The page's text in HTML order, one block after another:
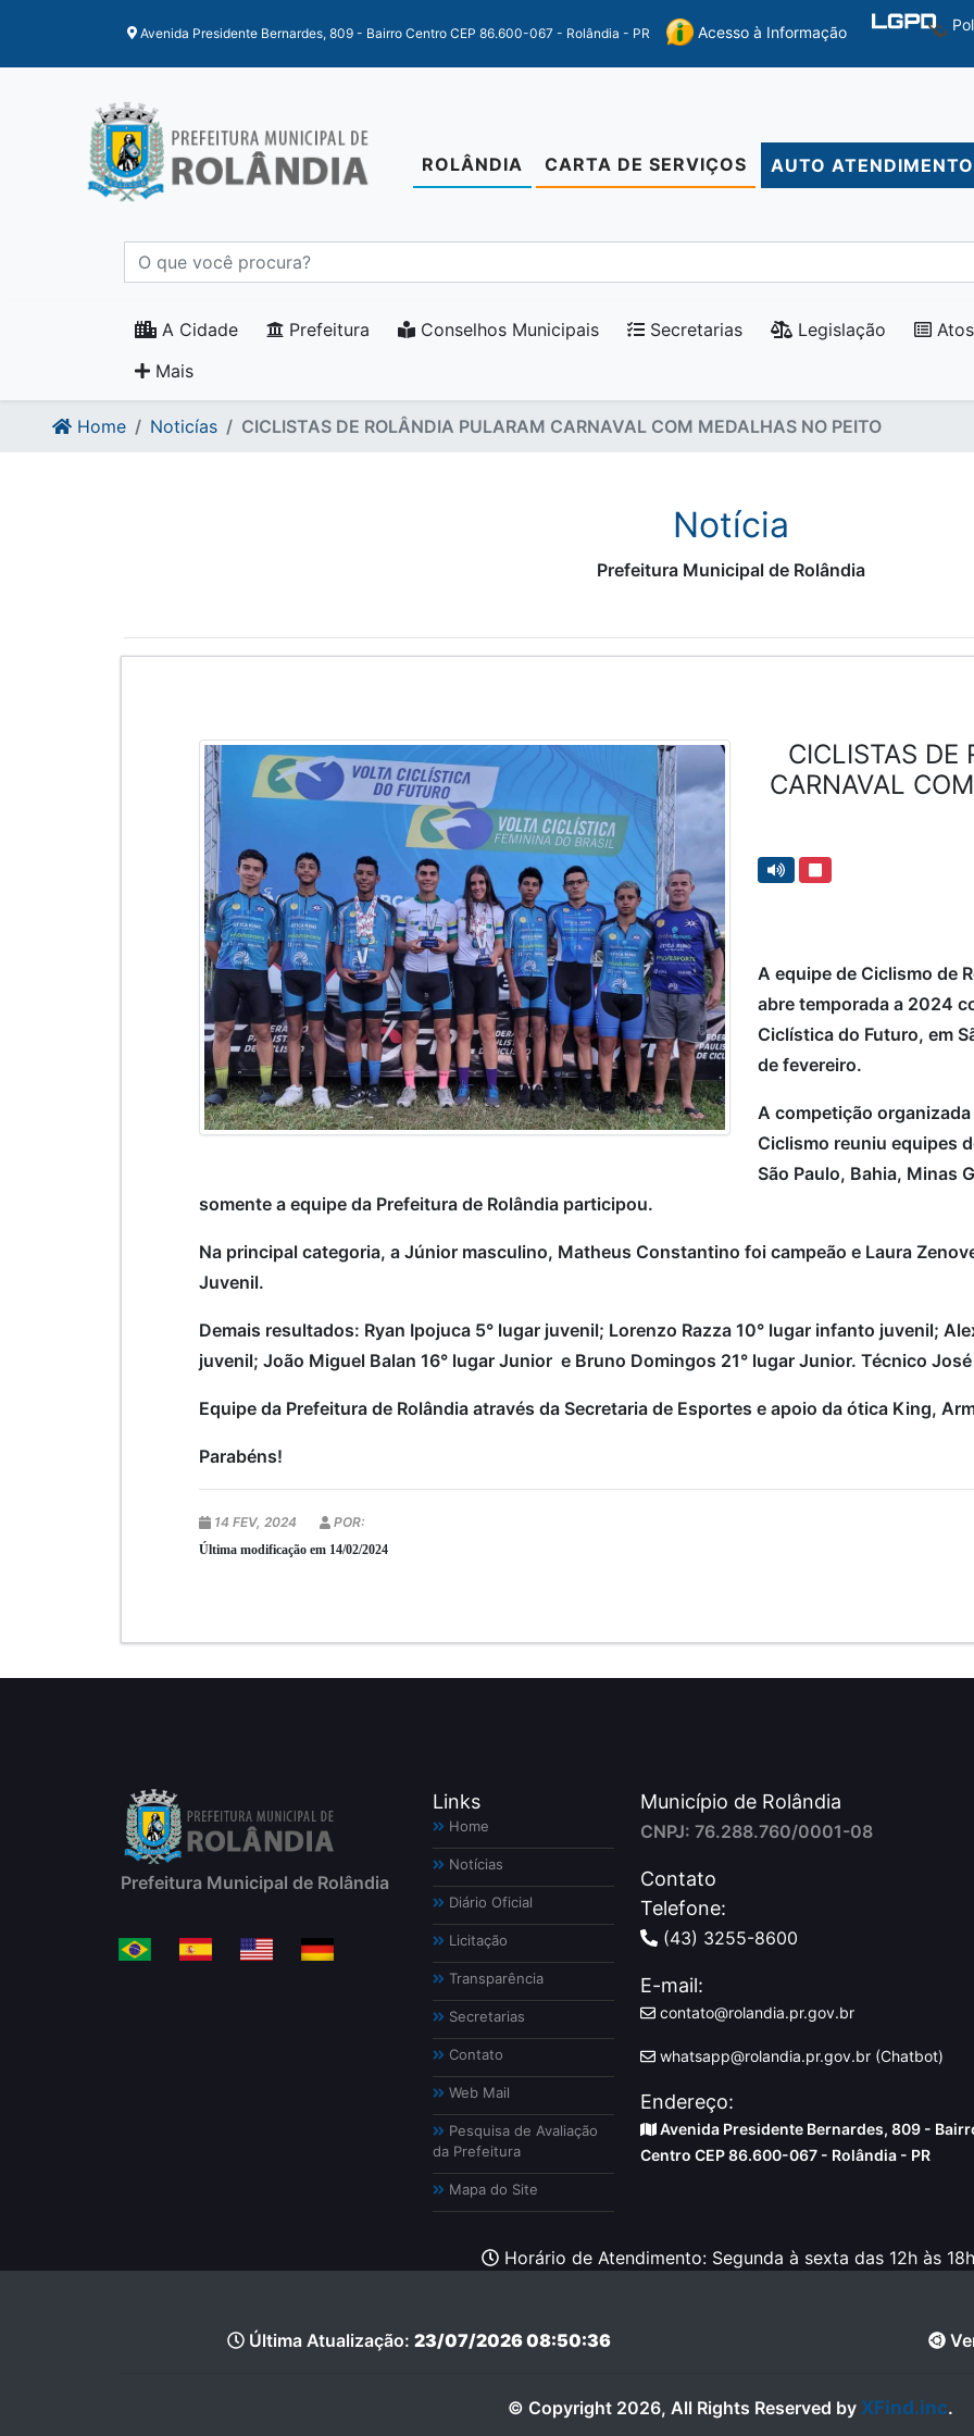
Avenida Presidente Bernardes, 809 - Bairro Centro CEP 86.600-067 - Rolândia - PR Acesso à Informação
ROLÂNDIA CARTA DE SERVIÇOS AUTO ATENDIMENTO
A Cidade Prefeitura Conselhos Municipais Secretarias Legislação
Mais
Home Noticías CICLISTAS DE ROLÂNDIA PULARAM CARNAVAL COM MEDALHAS NO PEITO
Notícia
Prefeitura Municipal de Rolândia
CICLISTAS DE
CARNAVAL
A equipe de Ciclismo de
abre temporada a 2024
Ciclística do Futuro, em
de fevereiro.
A competição
Ciclismo reuniu equipes
São Paulo, Bahia, Minas
somente a equipe da Prefeitura de Rolândia participou.
Na principal categoria, a Júnior masculino, Matheus Constantino foi campeão e Laura
Juvenil.
Demais resultados: Ryan Ipojuca 5° lugar juvenil; Lorenzo Razza 10° lugar infanto juvenil;
juvenil; João Miguel Balan 16° lugar Junior e Bruno Domingos 21° lugar Junior. Técnico
Equipe da Prefeitura de Rolândia através da Secretaria de Esportes e apoio da ótica King,
Parabéns!
14 FEV, 2024 POR:
Última modificação em 14/02/2024
Prefeitura Municipal de Rolândia
Links
Home
Notícias
Diário Oficial
Licitação
Transparência
Secretarias
Contato
Web Mail
Pesquisa de Avaliação
da Prefeitura
Mapa do Site
Município de Rolândia
CNPJ: 76.288.760/0001-08
Contato
Telefone:
(43) 3255-8600
E-mail:
contato@rolandia.pr.gov.br
whatsapp@rolandia.pr.gov.br (Chatbot)
Endereço:
Avenida Presidente Bernardes, 809 -
Centro CEP 86.600-067 - Rolândia - PR
Horário de Atendimento: Segunda à sexta das 12h às
Última Atualização: 23/07/2026 08:50:36
© Copyright 2026, All Rights Reserved by XFind.inc.